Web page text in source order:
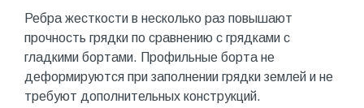
Ребра жесткости в несколько раз повышают
прочность грядки по сравнению с грядками с
гладкими бортами. Профильные борта не
деформируются при заполнении грядки землей и не
требуют дополнительных конструкций.